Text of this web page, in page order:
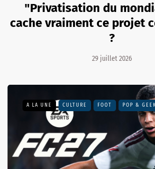
"Privatisation du
cache vraiment ce projet
?
29 juillet 2026
A LA UNE CULTURE FOOT POP & GEEK